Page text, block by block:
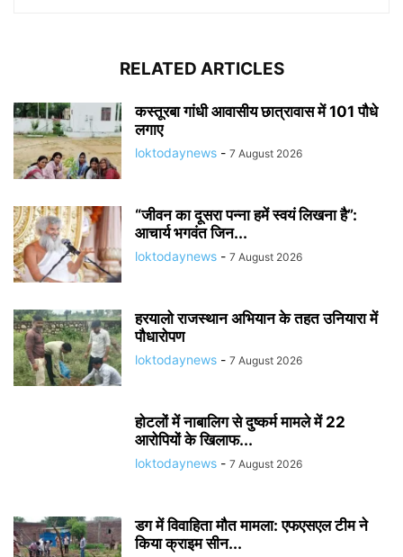
RELATED ARTICLES
कस्तूरबा गांधी आवासीय छात्रावास में 101 पौधे
लगाए
loktodaynews - 7 August 2026
“जीवन का दूसरा पन्ना हमें स्वयं लिखना है”:
आचार्य भगवंत जिन...
loktodaynews - 7 August 2026
हरयालो राजस्थान अभियान के तहत उनियारा में
पौधारोपण
loktodaynews - 7 August 2026
होटलों में नाबालिग से दुष्कर्म मामले में 22
आरोपियों के खिलाफ...
loktodaynews - 7 August 2026
डग में विवाहिता मौत मामला: एफएसएल टीम ने
किया क्राइम सीन...